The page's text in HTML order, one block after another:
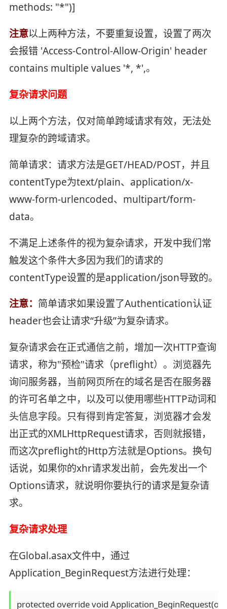
methods: "*")]
注意以上两种方法，不要重复设置，设置了两次
会报错 'Access-Control-Allow-Origin' header
contains multiple values '*, *',。
复杂请求问题
以上两个方法，仅对简单跨域请求有效，无法处
理复杂的跨域请求。
简单请求：请求方法是GET/HEAD/POST，并且
contentType为text/plain、application/x-
www-form-urlencoded、multipart/form-
data。
不满足上述条件的视为复杂请求，开发中我们常
触发这个条件大多因为我们的请求的
contentType设置的是application/json导致的。
注意： 简单请求如果设置了Authentication认证
header也会让请求“升级”为复杂请求。
复杂请求会在正式通信之前，增加一次HTTP查询
请求，称为"预检"请求（preflight）。浏览器先
询问服务器，当前网页所在的域名是否在服务器
的许可名单之中，以及可以使用哪些HTTP动词和
头信息字段。只有得到肯定答复，浏览器才会发
出正式的XMLHttpRequest请求，否则就报错，
而这次preflight的Http方法就是Options。换句
话说，如果你的xhr请求发出前，会先发出一个
Options请求，就说明你要执行的请求是复杂请
求。
复杂请求处理
在Global.asax文件中，通过
Application_BeginRequest方法进行处理：
protected override void